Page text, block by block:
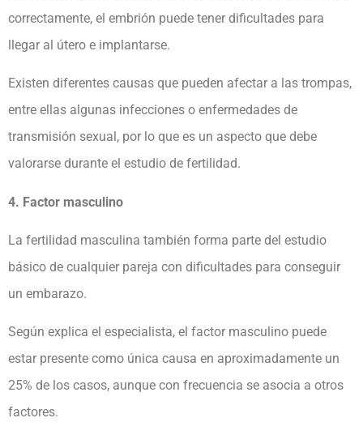
correctamente, el embrión puede tener dificultades para
llegar al útero e implantarse.
Existen diferentes causas que pueden afectar a las trompas,
entre ellas algunas infecciones o enfermedades de
transmisión sexual, por lo que es un aspecto que debe
valorarse durante el estudio de fertilidad.
4. Factor masculino
La fertilidad masculina también forma parte del estudio
básico de cualquier pareja con dificultades para conseguir
un embarazo.
Según explica el especialista, el factor masculino puede
estar presente como única causa en aproximadamente un
25% de los casos, aunque con frecuencia se asocia a otros
factores.